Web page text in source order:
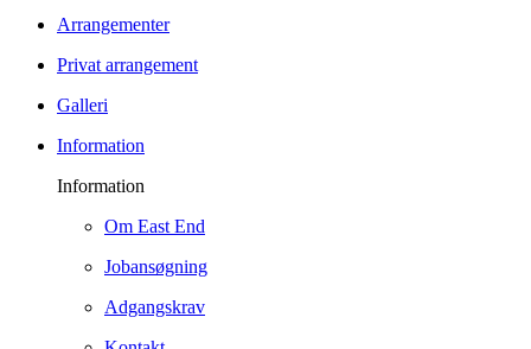
Arrangementer
Privat arrangement
Galleri
Information
Information
Om East End
Jobansøgning
Adgangskrav